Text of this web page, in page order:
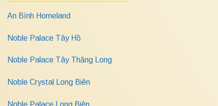
An Bình Homeland
Noble Palace Tây Hồ
Noble Palace Tây Thăng Long
Noble Crystal Long Biên
Noble Palace Long Biên